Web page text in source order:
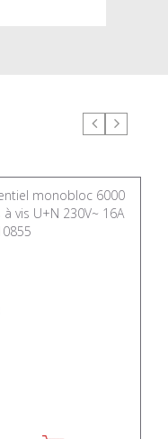
monobloc 6000
vis U+N 230V~ 16A